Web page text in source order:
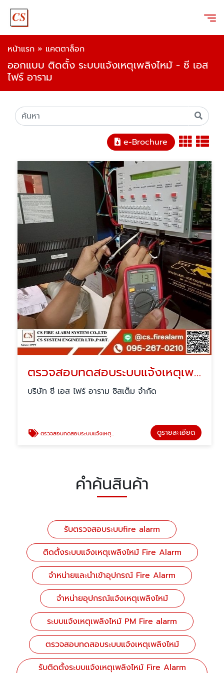
หน้าแรก » แคตตาล็อก
ออกแบบ ติดตั้ง ระบบแจ้งเหตุเพลิงไหม้ - ซี เอส
ไฟร์ อาราม
e-Brochure
ตรวจสอบทดสอบระบบแจ้งเหตุเพลิงไหม้
บริษัท ซี เอส ไฟร์ อาราม ซิสเต็ม จำกัด
ตรวจสอบทดสอบระบบแจ้งเหตุเพลิงไหม้ ดูรายละเอียด
คำค้นสินค้า
รับตรวจสอบระบบfire alarm
ติดตั้งระบบแจ้งเหตุเพลิงไหม้ Fire Alarm
จำหน่ายและนำเข้าอุปกรณ์ Fire Alarm
จำหน่ายอุปกรณ์แจ้งเหตุเพลิงไหม้
ระบบแจ้งเหตุเพลิงไหม้ PM Fire alarm
ตรวจสอบทดสอบระบบแจ้งเหตุเพลิงไหม้
รับติดตั้งระบบแจ้งเหตุเพลิงไหม้ Fire Alarm